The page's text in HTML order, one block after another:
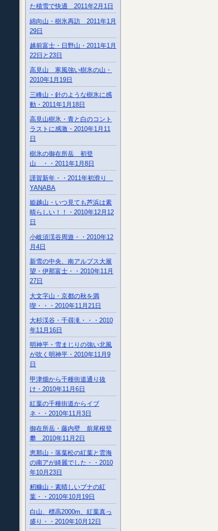
た積雪で快適 2011年2月1日
綿向山・樹氷再訪 2011年1月
29日
越前富士・日野山・2011年1月
22日と23日
高見山 寒風強い樹氷の山・
2010年1月19日
三峰山・針のような樹氷に感
動・2011年1月18日
高見山樹氷・青と白のコント
ラストに感激・2010年1月11
日
樹氷の御在所岳 初登
山 ・・2011年1月8日
謹賀新年・・2011年初滑り
YANABA
姫越山・いつ見ても芦浜は素
晴らしい！！・2010年12月12
日
小岐須渓谷周遊・・2010年12
月4日
新雪の中央、南アルプス大展
望・伊那富士・・2010年11月
27日
大文字山・京都の秋を満
喫・・・2010年11月21日
大杉渓谷・千尋滝・・・2010
年11月16日
明神平・雪まじりの強い北風
が吹く明神平・2010年11月9
日
甲津畑から千種街道通り抜
け・2010年11月6日
紅葉の千種街道からイブ
ネ・・2010年11月3日
御在所岳・藤内壁 前尾根登
攀 2010年11月2日
恵那山・落葉松の紅葉と雲海
の南アが綺麗でした・・2010
年10月23日
籾糠山・素晴しいブナの紅
葉・・2010年10月19日
白山、標高2000m、紅葉真っ
盛り・・2010年10月12日